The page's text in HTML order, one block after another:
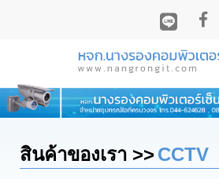
สินค้าของเรา >> CCTV